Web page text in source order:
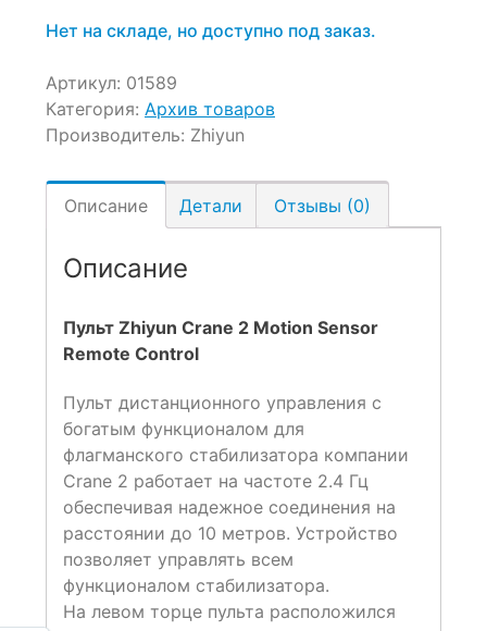
Нет на складе, но доступно под заказ.
Артикул: 01589
Категория: Архив товаров
Производитель: Zhiyun
Описание Детали Отзывы (0)
Описание
Пульт Zhiyun Crane 2 Motion Sensor
Remote Control
Пульт дистанционного управления с
богатым функционалом для
флагманского стабилизатора компании
Crane 2 работает на частоте 2.4 Гц
обеспечивая надежное соединения на
расстоянии до 10 метров. Устройство
позволяет управлять всем
функционалом стабилизатора.
На левом торце пульта расположился